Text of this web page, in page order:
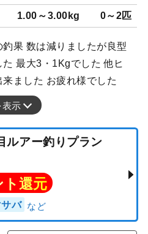
1.00～3.00kg 0～2匹
果 数は減りましたが良型
最大3・1Kgでした 他ヒ
ました お疲れ様でした
表示